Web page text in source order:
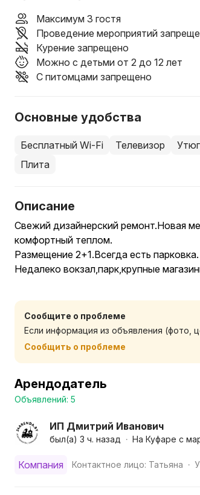
Максимум 3 гостя
Проведение мероприятий
Курение запрещено
Можно с детьми от 2 до 12 лет
С питомцами запрещено
Основные удобства
Бесплатный Wi-Fi Телевизор Утюг
Плита
Описание
Свежий дизайнерский ремонт.Новая
комфортный теплом.
Размещение 2+1.Всегда есть парковка.
Недалеко вокзал,парк,крупные
Сообщите о проблеме
Если информация из объявления (фото,
Сообщить о проблеме
Арендодатель
Объявлений: 5
ИП Дмитрий Иванович
был(а) 3 ч. назад • На Куфаре с
Компания Контактное лицо: Татьяна •